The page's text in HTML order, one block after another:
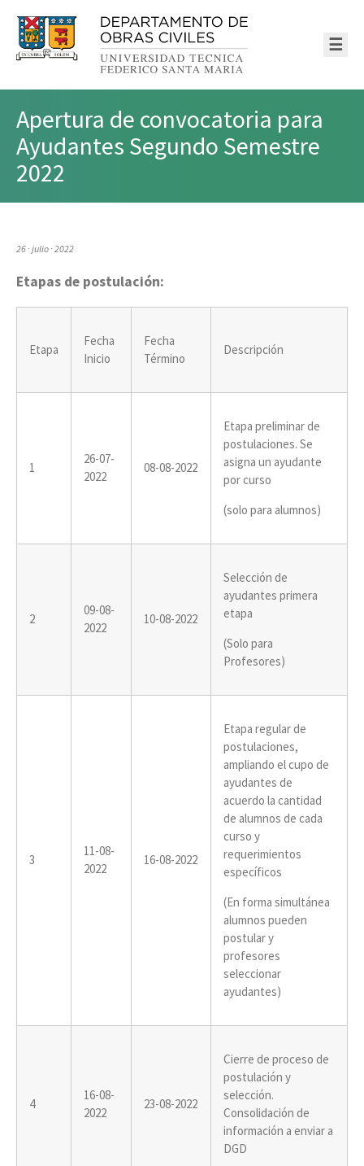
☰
Apertura de convocatoria para
Ayudantes Segundo Semestre
2022
26 · julio · 2022
Etapas de postulación:
Etapa
Fecha
Inicio
Fecha
Término
Descripción
1
26-07-
2022
08-08-2022
Etapa preliminar de
postulaciones. Se
asigna un ayudante
por curso
(solo para alumnos)
2
09-08-
2022
10-08-2022
Selección de
ayudantes primera
etapa
(Solo para
Profesores)
3
11-08-
2022
16-08-2022
Etapa regular de
postulaciones,
ampliando el cupo de
ayudantes de
acuerdo la cantidad
de alumnos de cada
curso y
requerimientos
específicos
(En forma simultánea
alumnos pueden
postular y
profesores
seleccionar
ayudantes)
4
16-08-
2022
23-08-2022
Cierre de proceso de
postulación y
selección.
Consolidación de
información a enviar a
DGD